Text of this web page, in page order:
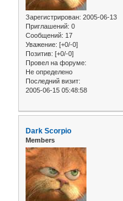
Зарегистрирован: 2005-06-13
Приглашений: 0
Сообщений: 17
Уважение: [+0/-0]
Позитив: [+0/-0]
Провел на форуме:
Не определено
Последний визит:
2005-06-15 05:48:58
Dark Scorpio
Members